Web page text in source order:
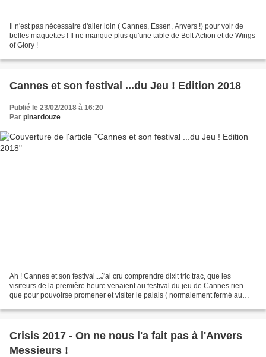
Il n'est pas nécessaire d'aller loin ( Cannes, Essen, Anvers !) pour voir de
belles maquettes ! Il ne manque plus qu'une table de Bolt Action et de Wings
of Glory !
Cannes et son festival ...du Jeu ! Edition 2018
Publié le 23/02/2018 à 16:20
Par pinardouze
Ah ! Cannes et son festival...J'ai cru comprendre dixit tric trac, que les
visiteurs de la première heure venaient au festival du jeu de Cannes rien
que pour pouvoirse promener et visiter le palais ( normalement fermé au
Crisis 2017 - On ne nous l'a fait pas à l'Anvers
Messieurs !